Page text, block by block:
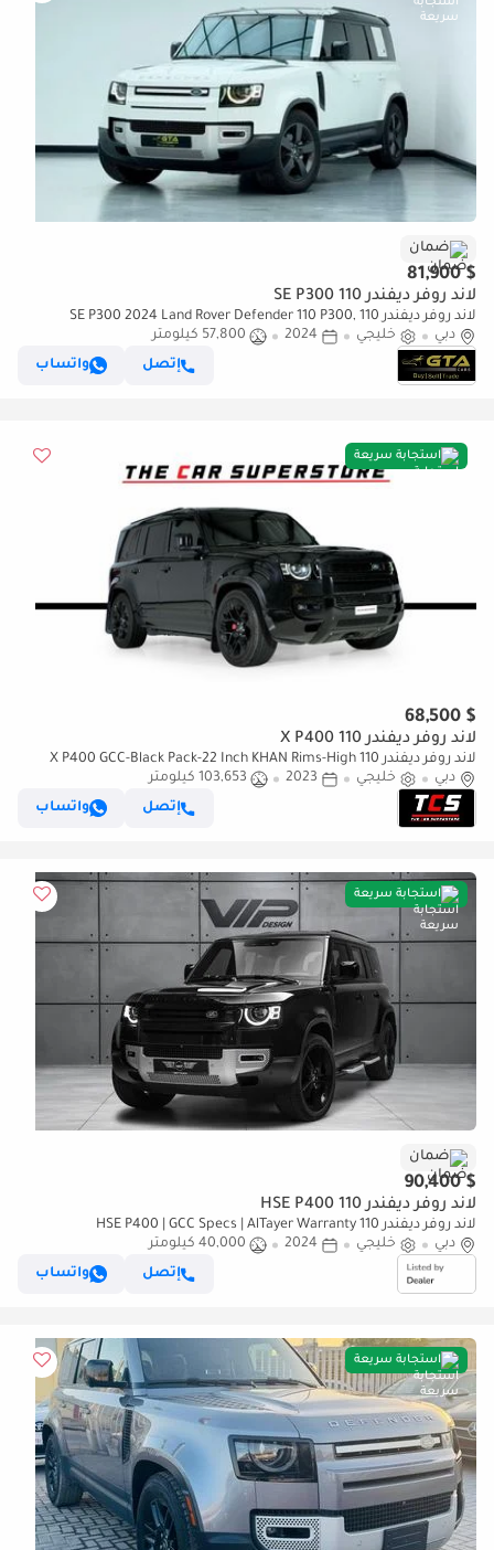
ضمان
$ 81,900
لاند روفر ديفندر 110 SE P300
لاند روفر ديفندر 110 SE P300 2024 Land Rover Defender 110 P300,
Feb/2029 Land Rover Warranty + Service Pack, Full Service History
دبي خليجي 2024
57,800 كيلومتر
إتصل
واتساب
استجابة سريعة
$ 68,500
لاند روفر ديفندر 110 X P400
لاند روفر ديفندر 110 X P400 GCC-Black Pack-22 Inch KHAN Rims-High
Specifications
دبي خليجي 2023
103,653 كيلومتر
إتصل
واتساب
استجابة سريعة
ضمان
$ 90,400
لاند روفر ديفندر 110 HSE P400
لاند روفر ديفندر 110 HSE P400 | GCC Specs | AlTayer Warranty
دبي
خليجي 2024
40,000 كيلومتر
إتصل
واتساب
استجابة سريعة